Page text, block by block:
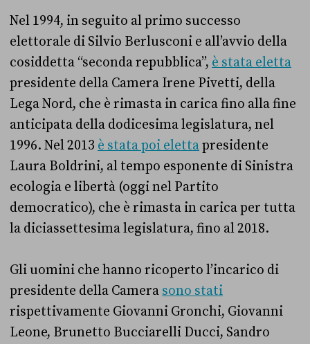
Nel 1994, in seguito al primo successo
elettorale di Silvio Berlusconi e all’avvio della
cosiddetta “seconda repubblica”, è stata eletta
presidente della Camera Irene Pivetti, della
Lega Nord, che è rimasta in carica fino alla fine
anticipata della dodicesima legislatura, nel
1996. Nel 2013 è stata poi elettapresidente
Laura Boldrini, al tempo esponente di Sinistra
ecologia e libertà (oggi nel Partito
democratico), che è rimasta in carica per tutta
la diciassettesima legislatura, fino al 2018.
Gli uomini che hanno ricoperto l’incarico di
presidente della Camera sono stati
rispettivamente Giovanni Gronchi, Giovanni
Leone, Brunetto Bucciarelli Ducci, Sandro